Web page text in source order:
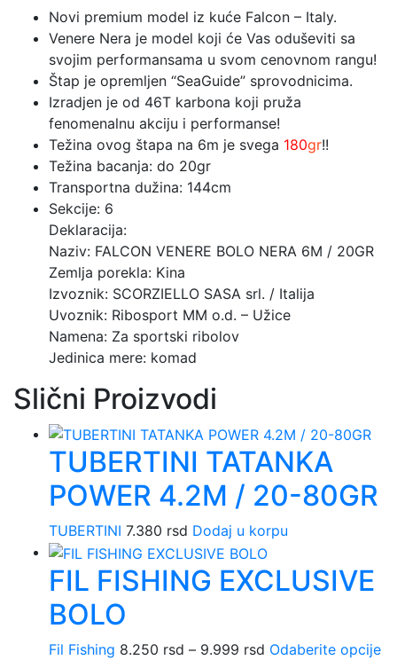
količina
Novi premium model iz kuće Falcon – Italy.
Venere Nera je model koji će Vas oduševiti sa
svojim performansama u svom cenovnom rangu!
Štap je opremljen “SeaGuide” sprovodnicima.
Izradjen je od 46T karbona koji pruža
fenomenalnu akciju i performanse!
Težina ovog štapa na 6m je svega 180gr!!
Težina bacanja: do 20gr
Transportna dužina: 144cm
Sekcije: 6
Deklaracija:
Naziv: FALCON VENERE BOLO NERA 6M / 20GR
Zemlja porekla: Kina
Izvoznik: SCORZIELLO SASA srl. / Italija
Uvoznik: Ribosport MM o.d. – Užice
Namena: Za sportski ribolov
Jedinica mere: komad
Slični Proizvodi
TUBERTINI TATANKA
POWER 4.2M / 20-80GR
TUBERTINI 7.380 rsd Dodaj u korpu
FIL FISHING EXCLUSIVE
BOLO
Fil Fishing 8.250 rsd – 9.999 rsd Raspon
Odaberite opcije